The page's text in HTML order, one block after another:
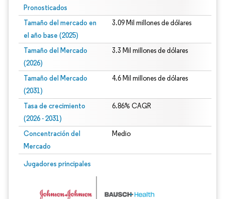
Pronosticados
Tamaño del mercado en
el año base (2025)
3.09 Mil millones de dólares
Tamaño del Mercado
(2026)
3.3 Mil millones de dólares
Tamaño del Mercado
(2031)
4.6 Mil millones de dólares
Tasa de crecimiento
(2026 - 2031)
6.86% CAGR
Concentración del
Mercado
Medio
Jugadores principales
Imagen © Mordor Intelligence. El uso requiere atribución según CC BY 4.0.